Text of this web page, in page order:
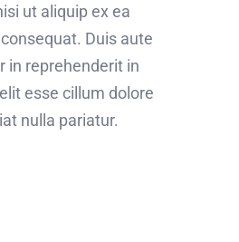
ut aliquip ex ea
Duis aute
in reprehenderit in
esse cillum dolore
nulla pariatur.